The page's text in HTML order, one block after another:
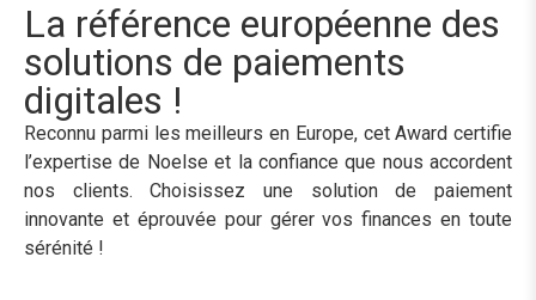
La référence européenne des
solutions de paiements
digitales !
Reconnu parmi les meilleurs en Europe, cet Award certifie
l’expertise de Noelse et la confiance que nous accordent
nos clients. Choisissez une solution de paiement
innovante et éprouvée pour gérer vos finances en toute
sérénité !